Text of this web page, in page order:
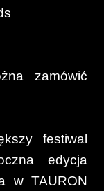
zamówić
festiwal
edycja
w TAURON